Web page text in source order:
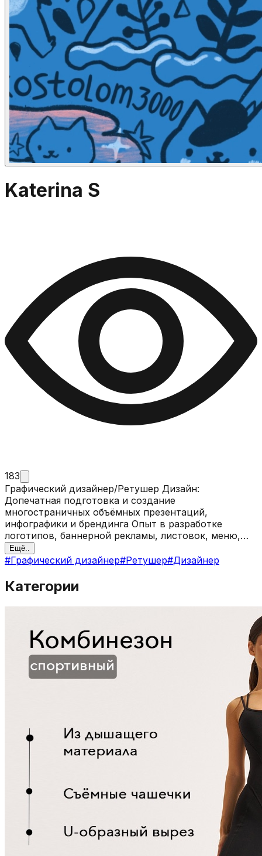
Katerina S
183
Графический дизайнер/Ретушер Дизайн:
Допечатная подготовка и создание
многостраничных объёмных презентаций,
инфографики и брендинга Опыт в разработке
логотипов, баннерной рекламы, листовок, меню,
буклетов, вывесок, разработка карточек для
маркетплейсов, создание иллюстраций, паттернов
замена фона, исправление дефектов, частотное
разложение, ретушь лица, повышение качества,
замена одежды, коррекция фигуры, дорисовка
Ещё..
#Графический дизайнер#Ретушер#Дизайнер
Категории